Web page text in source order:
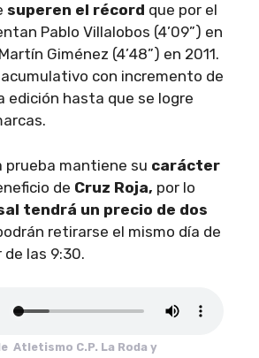
superen el récord que por el
Pablo Villalobos (4’09”) en
Giménez (4’48”) en 2011.
con incremento de
edición hasta que se logre
prueba mantiene su carácter
de Cruz Roja, por lo
tendrá un precio de dos
retirarse el mismo día de
las 9:30.
Atletismo C.P. La Roda y